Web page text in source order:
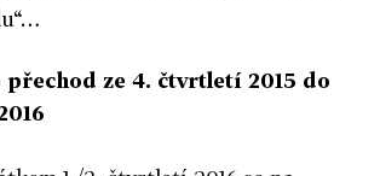
ze 4. čtvrtletí 2015 do